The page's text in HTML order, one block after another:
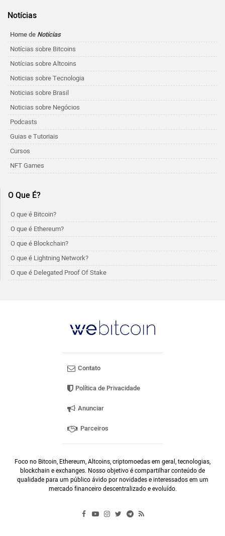
Notícias
Home de Notícias
Notícias sobre Bitcoins
Notícias sobre Altcoins
Noticias sobre Tecnologia
Noticias sobre Brasil
Noticias sobre Negócios
Podcasts
Guias e Tutoriais
Cursos
NFT Games
O Que É?
O que é Bitcoin?
O que é Ethereum?
O que é Blockchain?
O que é Lightning Network?
O que é Delegated Proof Of Stake
Contato
Política de Privacidade
Anunciar
Parceiros
Foco no Bitcoin, Ethereum, Altcoins, criptomoedas em geral, tecnologias,
blockchain e exchanges. Nosso objetivo é compartilhar conteúdo de
qualidade para um público ávido por novidades e interessados em um
mercado financeiro descentralizado e evoluído.